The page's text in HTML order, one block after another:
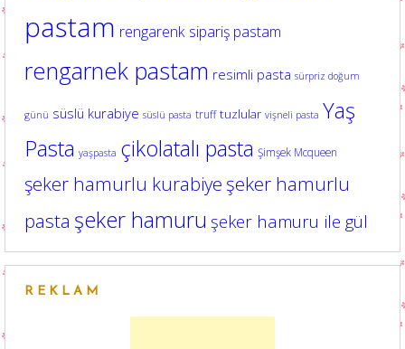
pastam rengarenk sipariş pastam
rengarnek pastam resimli pasta sürpriz doğum
günü süslü kurabiye süslü pasta truff tuzlular vişneli pasta Yaş
Pasta yaşpasta çikolatalı pasta Şimşek Mcqueen
şeker hamurlu kurabiye şeker hamurlu
pasta şeker hamuru şeker hamuru ile gül
REKLAM